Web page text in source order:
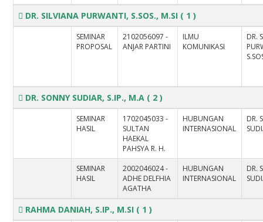
DR. SILVIANA PURWANTI, S.SOS., M.SI ( 1 )
SEMINAR
PROPOSAL
2102056097 -
ANJAR PARTINI
ILMU
KOMUNIKASI
DR.
DR. SONNY SUDIAR, S.IP., M.A ( 2 )
SEMINAR
HASIL
1702045033 -
SULTAN
HAEKAL
PAHSYA R. H.
HUBUNGAN
INTERNASIONAL
DR.
SEMINAR
HASIL
2002046024 -
ADHE DELFHIA
AGATHA
HUBUNGAN
INTERNASIONAL
DR.
RAHMA DANIAH, S.IP., M.SI ( 1 )